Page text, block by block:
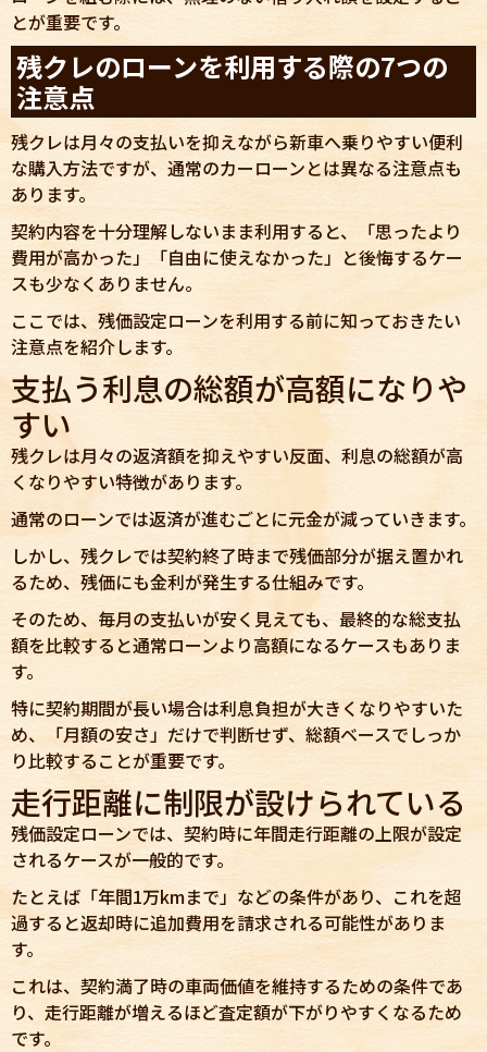
とが重要です。
残クレのローンを利用する際の7つの
注意点
残クレは月々の支払いを抑えながら新車へ乗りやすい便利
な購入方法ですが、通常のカーローンとは異なる注意点も
あります。
契約内容を十分理解しないまま利用すると、「思ったより
費用が高かった」「自由に使えなかった」と後悔するケー
スも少なくありません。
ここでは、残価設定ローンを利用する前に知っておきたい
注意点を紹介します。
支払う利息の総額が高額になりや
すい
残クレは月々の返済額を抑えやすい反面、利息の総額が高
くなりやすい特徴があります。
通常のローンでは返済が進むごとに元金が減っていきます。
しかし、残クレでは契約終了時まで残価部分が据え置かれ
るため、残価にも金利が発生する仕組みです。
そのため、毎月の支払いが安く見えても、最終的な総支払
額を比較すると通常ローンより高額になるケースもありま
す。
特に契約期間が長い場合は利息負担が大きくなりやすいた
め、「月額の安さ」だけで判断せず、総額ベースでしっか
り比較することが重要です。
走行距離に制限が設けられている
残価設定ローンでは、契約時に年間走行距離の上限が設定
されるケースが一般的です。
たとえば「年間1万kmまで」などの条件があり、これを超
過すると返却時に追加費用を請求される可能性がありま
す。
これは、契約満了時の車両価値を維持するための条件であ
り、走行距離が増えるほど査定額が下がりやすくなるため
です。